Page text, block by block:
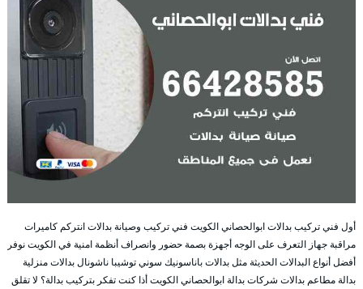
أول فني تركيب بدالات ابوالحصاني الكويت فني تركيب وصيانة بدالات انتركم كاميرات
مراقبة جهاز التعرف على الوجه أجهزة بصمة حضور وانصراف أنظمة امنية في الكويت نوفر
أفضل أنواع البدالات الحديثة مثل بدالات باناسونيك سوني توشيبا ناشونال بدالات منزلية
بدالة مطاعم بدالات شركات بدالة ابوالحصاني الكويت أذا كنت تفكر بتركيب بدالة؟ لا تقلق